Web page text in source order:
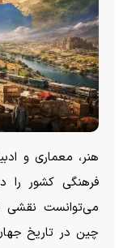
هنر، معماری و
فرهنگی کشور را
می‌توانست نقشی
چین در تاریخ